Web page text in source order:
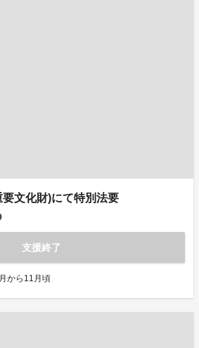
要文化財)にて特別法要
支援終了
から11月頃